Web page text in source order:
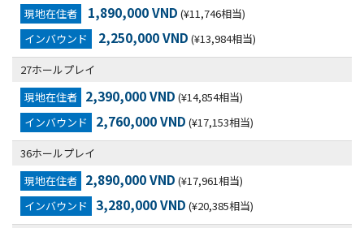
現地在住者
1,890,000 VND (¥11,746相当)
インバウンド
2,250,000 VND (¥13,984相当)
27ホールプレイ
現地在住者 2,390,000 VND (¥14,854相当)
インバウンド
2,760,000 VND (¥17,153相当)
36ホールプレイ
現地在住者 2,890,000 VND (¥17,961相当)
インバウンド
3,280,000 VND (¥20,385相当)